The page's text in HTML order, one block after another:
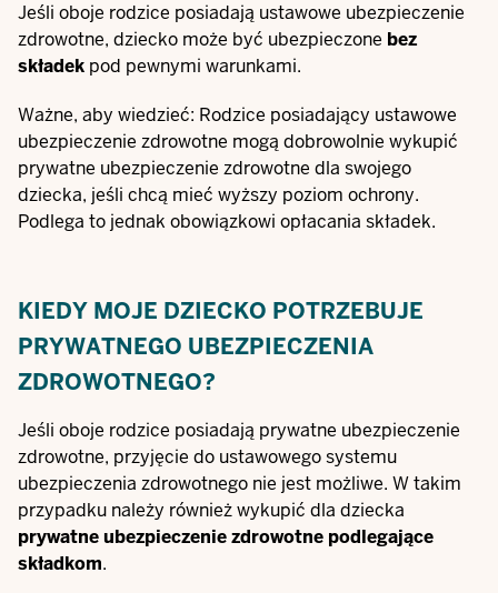
Jeśli oboje rodzice posiadają ustawowe ubezpieczenie
zdrowotne, dziecko może być ubezpieczone bez
składek pod pewnymi warunkami.
Ważne, aby wiedzieć: Rodzice posiadający ustawowe
ubezpieczenie zdrowotne mogą dobrowolnie wykupić
prywatne ubezpieczenie zdrowotne dla swojego
dziecka, jeśli chcą mieć wyższy poziom ochrony.
Podlega to jednak obowiązkowi opłacania składek.
KIEDY MOJE DZIECKO POTRZEBUJE
PRYWATNEGO UBEZPIECZENIA
ZDROWOTNEGO?
Jeśli oboje rodzice posiadają prywatne ubezpieczenie
zdrowotne, przyjęcie do ustawowego systemu
ubezpieczenia zdrowotnego nie jest możliwe. W takim
przypadku należy również wykupić dla dziecka
prywatne ubezpieczenie zdrowotne podlegające
składkom.